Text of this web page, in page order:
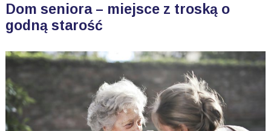
Dom seniora – miejsce z troską o
godną starość